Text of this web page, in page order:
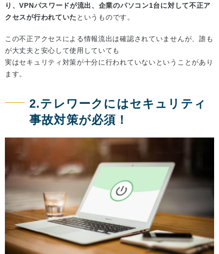
り、VPNパスワードが流出、企業のパソコン1台に対して不正ア
クセスが行われていた というものです。
この不正アクセスによる情報流出は確認されていませんが、誰も
が大丈夫と安心して使用していても
実はセキュリティ対策が十分に行われていないということがあり
ます。
2.テレワークにはセキュリティ
事故対策が必須！